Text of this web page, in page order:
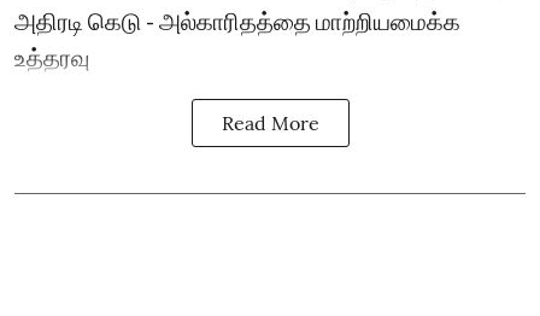
அதிரடி கெடு - அல்காரிதத்தை மாற்றியமைக்க
உத்தரவு
Read More